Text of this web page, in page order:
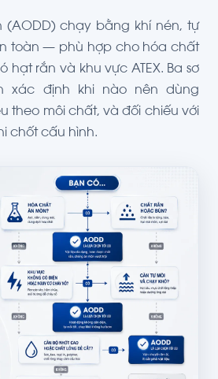
(AODD) chạy bằng khí nén, tự
toàn — phù hợp cho hóa chất
hạt rắn và khu vực ATEX. Ba sơ
xác định khi nào nên dùng
theo môi chất, và đối chiếu với
chốt cấu hình.